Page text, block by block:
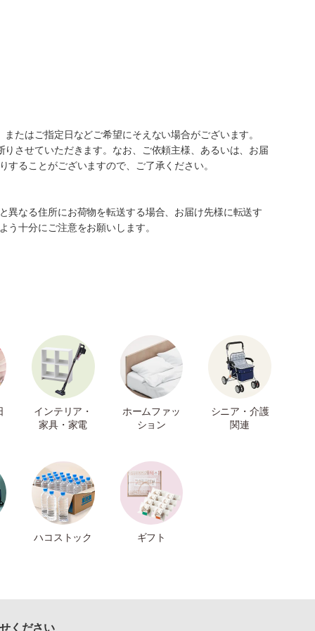
たはご指定日などご希望にそえない場合がございます。
させていただきます。なお、ご依頼主様、あるいは、お届
ることがございますので、ご了承ください。
異なる住所にお荷物を転送する場合、お届け先様に転送す
十分にご注意をお願いします。
インテリア・
家具・家電
ホームファッ
ション
シニア・介護
関連
ハコストック ギフト
ください